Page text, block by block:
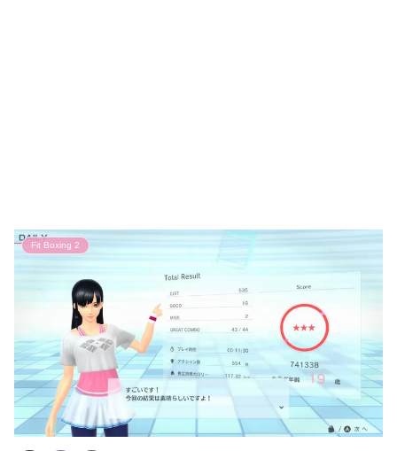
Fit Boxing 2